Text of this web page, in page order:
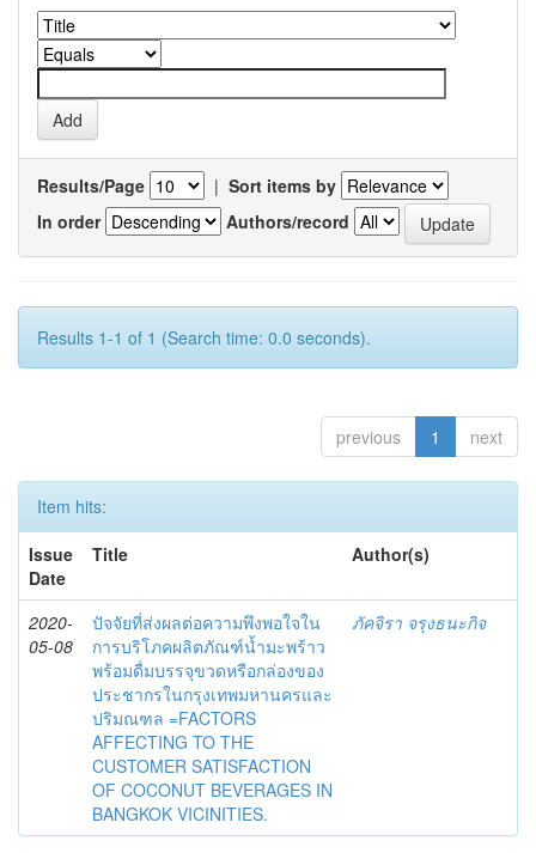
Results/Page | Sort items by
In order
Authors/record
Results 1-1 of 1 (Search time: 0.0 seconds).
previous 1 next
Item hits:
Issue
Date
Title Author(s)
2020-
05-08
ปัจจัยที่ส่งผลต่อความพึงพอใจใน
การบริโภคผลิตภัณฑ์น้ำมะพร้าว
พร้อมดื่มบรรจุขวดหรือกล่องของ
ประชากรในกรุงเทพมหานครและ
ปริมณฑล =FACTORS
AFFECTING TO THE
CUSTOMER SATISFACTION
OF COCONUT BEVERAGES IN
BANGKOK VICINITIES.
ภัคจิรา จรุงธนะกิจ